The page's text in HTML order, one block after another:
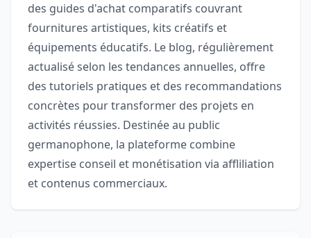
des guides d'achat comparatifs couvrant
fournitures artistiques, kits créatifs et
équipements éducatifs. Le blog, régulièrement
actualisé selon les tendances annuelles, offre
des tutoriels pratiques et des recommandations
concrètes pour transformer des projets en
activités réussies. Destinée au public
germanophone, la plateforme combine
expertise conseil et monétisation via affliliation
et contenus commerciaux.